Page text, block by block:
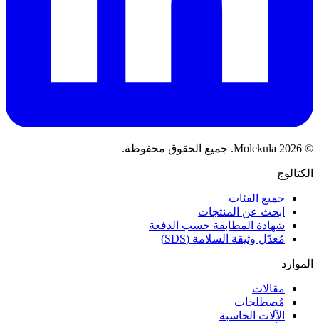
© 2026 Molekula. جميع الحقوق محفوظة.
الكتالوج
جميع الفئات
ابحث عن المنتجات
شهادة المطابقة حسب الدفعة
مُعدّل وثيقة السلامة (SDS)
الموارد
مقالات
مُصطلحات
الآلات الحاسبة